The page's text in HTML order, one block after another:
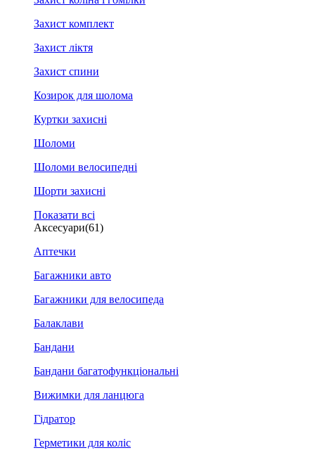
Захист комплект
Захист ліктя
Захист спини
Козирок для шолома
Куртки захисні
Шоломи
Шоломи велосипедні
Шорти захисні
Показати всі
Аксесуари(61)
Аптечки
Багажники авто
Багажники для велосипеда
Балаклави
Бандани
Бандани багатофункціональні
Вижимки для ланцюга
Гідратор
Герметики для коліс